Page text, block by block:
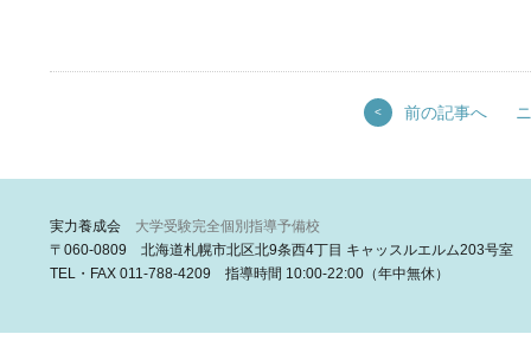
< 前の記事へ
実力養成会 大学受験完全個別指導予備校
〒060-0809 北海道札幌市北区北9条西4丁目 キャッスルエルム203号室
TEL・FAX 011-788-4209 指導時間 10:00-22:00（年中無休）